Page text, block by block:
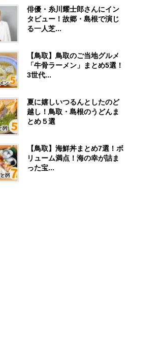
俳優・糸川耀士郎さんにイン
タビュー！故郷・島根で演じ
る一人芝...
【鳥取】鳥取のご当地グルメ
「牛骨ラーメン」まとめ5選！
3世代...
夏に嬉しいつるんとしたのど
越し！鳥取・島根のうどんま
とめ５選
【鳥取】海鮮丼まとめ7選！ボ
リューム満点！海の幸が詰ま
った宝...